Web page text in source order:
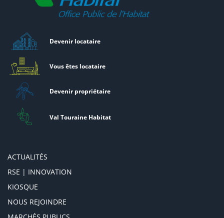
Devenir locataire
Vous êtes locataire
Devenir propriétaire
Val Touraine Habitat
ACTUALITÉS
RSE | INNOVATION
KIOSQUE
NOUS REJOINDRE